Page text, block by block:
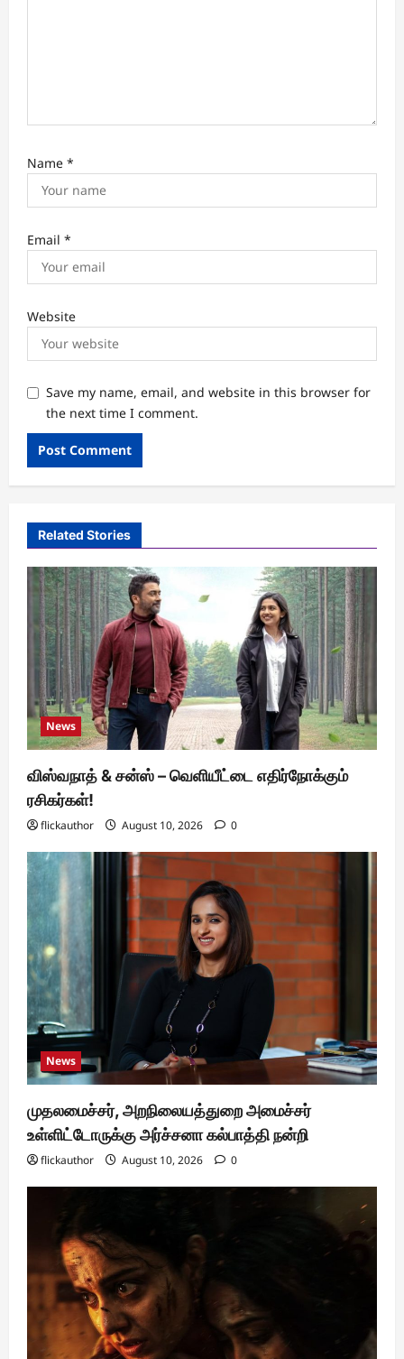
Name *
Email *
Website
Save my name, email, and website in this browser for
the next time I comment.
Related Stories
News
விஸ்வநாத் & சன்ஸ் – வெளியீட்டை எதிர்நோக்கும்
ரசிகர்கள்!
flickauthor August 10, 2026 0
News
முதலமைச்சர், அறநிலையத்துறை அமைச்சர்
உள்ளிட்டோருக்கு அர்ச்சனா கல்பாத்தி நன்றி
flickauthor August 10, 2026 0